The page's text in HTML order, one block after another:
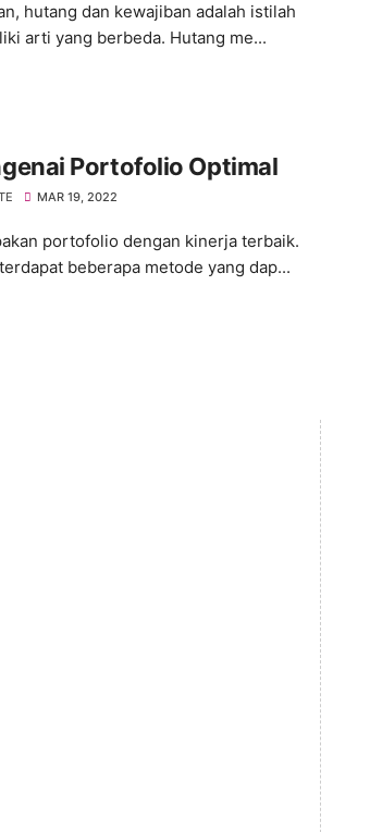
hutang dan kewajiban adalah istilah
arti yang berbeda. Hutang me...
Portofolio Optimal
MAR 19, 2022
portofolio dengan kinerja terbaik.
beberapa metode yang dap...